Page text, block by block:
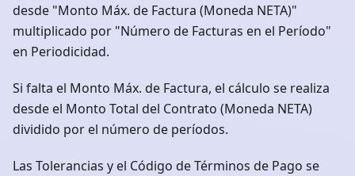
desde "Monto Máx. de Factura (Moneda NETA)"
multiplicado por "Número de Facturas en el Período"
en Periodicidad.
Si falta el Monto Máx. de Factura, el cálculo se realiza
desde el Monto Total del Contrato (Moneda NETA)
dividido por el número de períodos.
Las Tolerancias y el Código de Términos de Pago se